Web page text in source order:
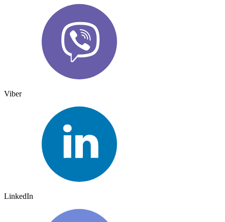
Viber
LinkedIn